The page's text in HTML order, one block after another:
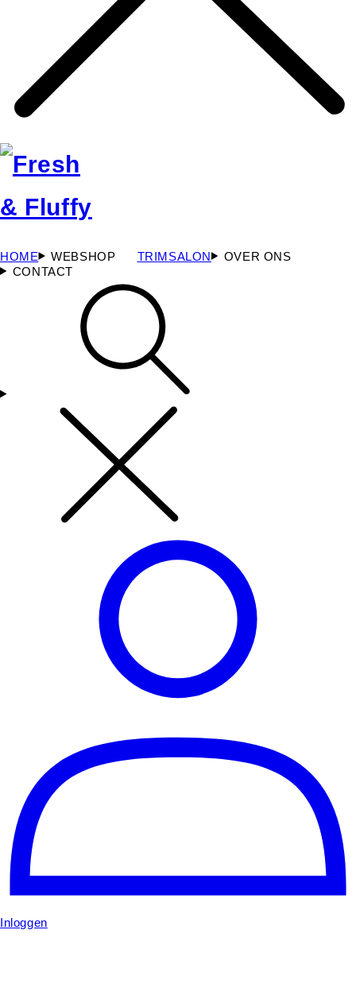
HOME WEBSHOP TRIMSALON
OVER ONS
CONTACT
Inloggen